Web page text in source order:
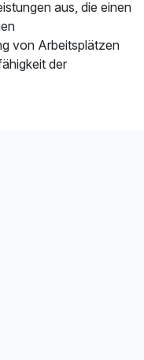
aus, die einen
von Arbeitsplätzen
der